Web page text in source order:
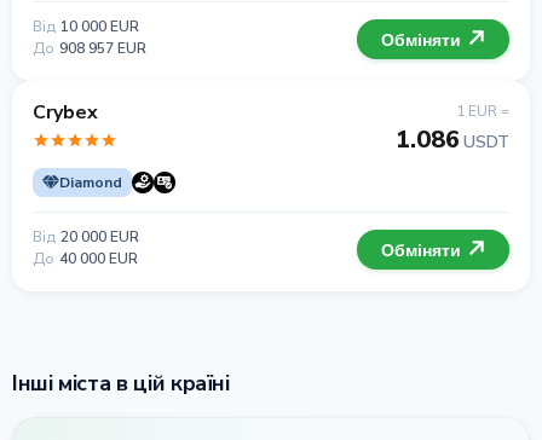
Від 10 000 EUR
До 908 957 EUR Обміняти
Crybex
Diamond
1 EUR =
1.086 USDT
Від 20 000 EUR
До 40 000 EUR Обміняти
Інші міста в цій країні